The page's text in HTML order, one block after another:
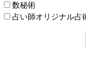
数秘術
占い師オリジナル占